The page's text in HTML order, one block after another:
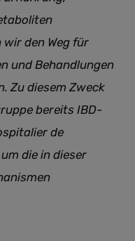
den Weg für
und Behandlungen
Zu diesem Zweck
bereits IBD-
de
die in dieser